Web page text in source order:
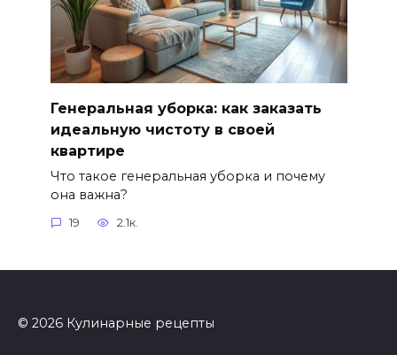
Генеральная уборка: как заказать
идеальную чистоту в своей
квартире
Что такое генеральная уборка и почему
она важна?
19 2.1к.
© 2026 Кулинарные рецепты